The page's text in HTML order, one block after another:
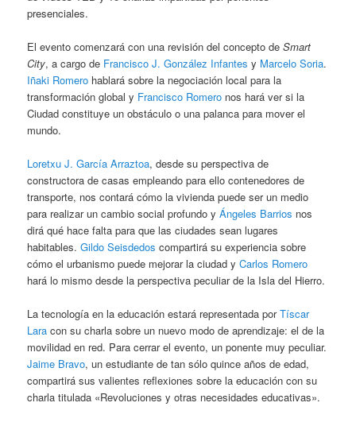
presenciales.
El evento comenzará con una revisión del concepto deSmart
City, a cargo de Francisco J. González Infantes y Marcelo Soria.
Iñaki Romero hablará sobre la negociación local para la
transformación global y Francisco Romero nos hará ver si la
Ciudad constituye un obstáculo o una palanca para mover el
mundo.
Loretxu J. García Arraztoa, desde su perspectiva de
constructora de casas empleando para ello contenedores de
transporte, nos contará cómo la vivienda puede ser un medio
para realizar un cambio social profundo yÁngeles Barrios nos
dirá qué hace falta para que las ciudades sean lugares
habitables.Gildo Seisdedos compartirá su experiencia sobre
cómo el urbanismo puede mejorar la ciudad yCarlos Romero
hará lo mismo desde la perspectiva peculiar de la Isla del Hierro.
La tecnología en la educación estará representada porTíscar
Lara con su charla sobre un nuevo modo de aprendizaje: el de la
movilidad en red. Para cerrar el evento, un ponente muy peculiar.
Jaime Bravo, un estudiante de tan sólo quince años de edad,
compartirá sus valientes reflexiones sobre la educación con su
charla titulada «Revoluciones y otras necesidades educativas».